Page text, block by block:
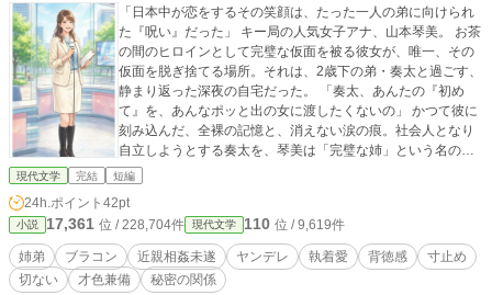
​「日本中が恋をするその笑顔は、たった一人の弟に向けられ
た『呪い』だった」 ​キー局の人気女子アナ、山本琴美。 お茶
の間のヒロインとして完璧な仮面を被る彼女が、唯一、その
仮面を脱ぎ捨てる場所。それは、2歳下の弟・奏太と過ごす、
静まり返った深夜の自宅だった。 ​「奏太、あんたの『初め
て』を、あんなポッと出の女に渡したくないの」 ​かつて彼に
刻み込んだ、全裸の記憶と、消えない涙の痕。社会人となり
自立しようとする奏太を、琴美は「完璧な姉」という名の檻
に閉じ込める。 逃げ場のない愛憎が加速する、執着と純愛の
現代文学 完結 短編
24h.ポイント 42pt
小説 17,361 位 / 228,704件 現代文学 110 位 / 9,619件
姉弟 ブラコン 近親相姦未遂 ヤンデレ 執着愛 背徳感
寸止め
切ない
才色兼備 秘密の関係